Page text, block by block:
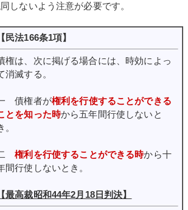
しないよう注意が必要です。
【民法166条1項】
権は、次に掲げる場合には、時効によっ
消滅する。
債権者が権利を行使することができる
とを知った時から五年間行使しないと
。
権利を行使することができる時から十
間行使しないとき。
【最高裁昭和44年2月18日判決】